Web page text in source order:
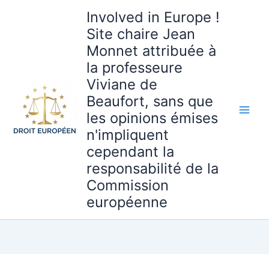
Involved in Europe !
Site chaire Jean
Monnet attribuée à
la professeure
Viviane de
Beaufort, sans que
les opinions émises
n'impliquent
cependant la
responsabilité de la
Commission
européenne